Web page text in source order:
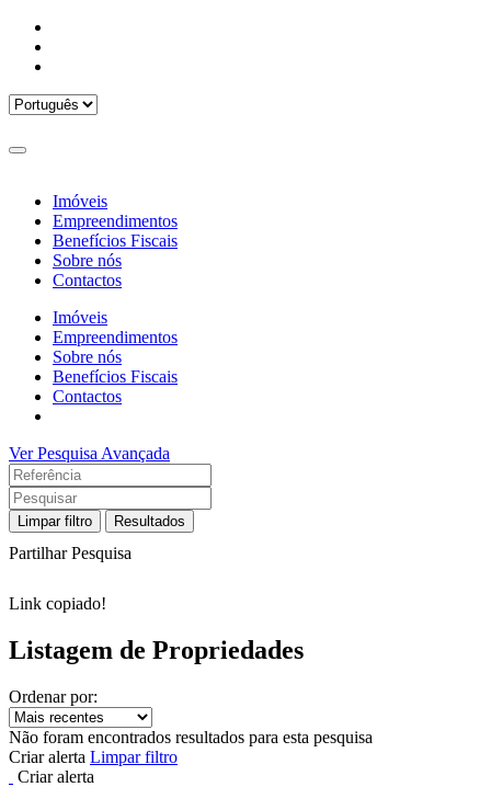
Imóveis
Empreendimentos
Benefícios Fiscais
Sobre nós
Contactos
Imóveis
Empreendimentos
Sobre nós
Benefícios Fiscais
Contactos
Ver Pesquisa Avançada
Limpar filtro Resultados
Partilhar Pesquisa
Link copiado!
Listagem de Propriedades
Ordenar por:
Não foram encontrados resultados para esta pesquisa
Criar alerta Limpar filtro
Criar alerta